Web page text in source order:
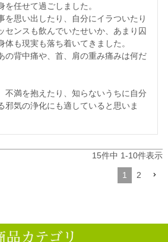
任せて過ごしました。
を思い出したり、自分にイラついたり
センスも飲んでいたせいか、あまり囚
体も現実も落ち着いてきました。
の背中痛や、首、肩の重み痛みは何だ
不満を抱えたり、知らないうちに自分
邪気の浄化にも適していると思いま
15件中 1-10件表示
1 2